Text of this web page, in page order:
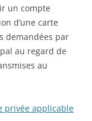
un compte
d’une carte
demandées par
au regard de
au
privée applicable